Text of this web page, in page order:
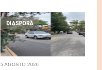
DIASPORA
5 AGOSTO 2026